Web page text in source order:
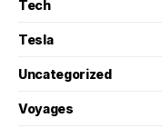
Tech
Tesla
Uncategorized
Voyages